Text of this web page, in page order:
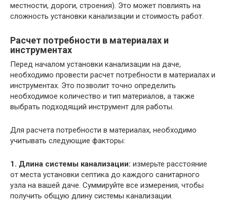
местности, дороги, строения). Это может повлиять на
сложность установки канализации и стоимость работ.
Расчет потребности в материалах и
инструментах
Перед началом установки канализации на даче,
необходимо провести расчет потребности в материалах и
инструментах. Это позволит точно определить
необходимое количество и тип материалов, а также
выбрать подходящий инструмент для работы.
Для расчета потребности в материалах, необходимо
учитывать следующие факторы:
1. Длина системы канализации: измерьте расстояние
от места установки септика до каждого санитарного
узла на вашей даче. Суммируйте все измерения, чтобы
получить общую длину системы канализации.